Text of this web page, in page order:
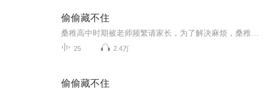
偷偷藏不住
25 2.4万
偷偷藏不住